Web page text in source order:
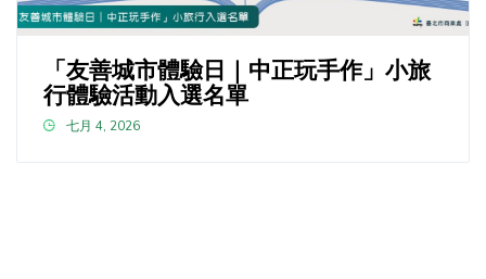
「友善城市體驗日｜中正玩手作」小旅
行體驗活動入選名單
七月 4, 2026